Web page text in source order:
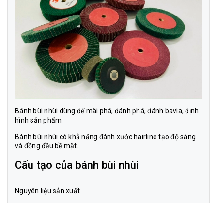
Bánh bùi nhùi dùng để mài phá, đánh phá, đánh bavia, định
hình sản phẩm.
Bánh bùi nhùi có khả năng đánh xước hairline tạo độ sáng
và đồng đều bề mặt.
Cấu tạo của bánh bùi nhùi
Nguyên liệu sản xuất